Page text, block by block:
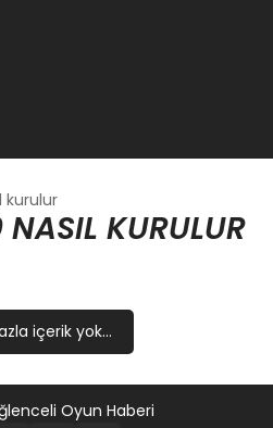
kurulur
KURULUR
içerik yok...
Oyun Haberi